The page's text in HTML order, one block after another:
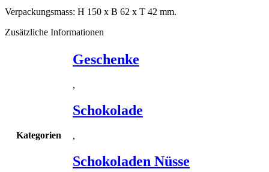
Verpackungsmass: H 150 x B 62 x T 42 mm.
Zusätzliche Informationen
Kategorien
Geschenke
,
Schokolade
,
Schokoladen Nüsse